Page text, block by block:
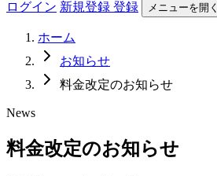
ログイン 新規登録 登録 メニューを開く
ホーム
お知らせ
料金改定のお知らせ
News
料金改定のお知らせ